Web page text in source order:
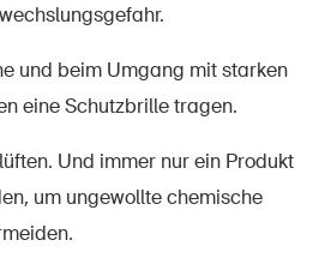
und beim Umgang mit starken
eine Schutzbrille tragen.
Und immer nur ein Produkt
um ungewollte chemische